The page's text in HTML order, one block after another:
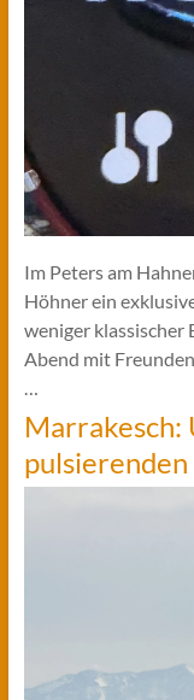
Im Peters am
Höhner ein
weniger
Abend mit
…
Marrakesch: